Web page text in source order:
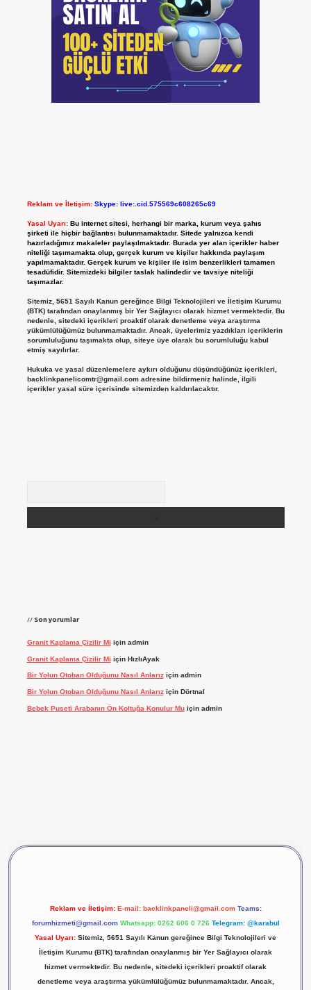
Reklam ve İletişim: Skype: live:.cid.575569c608265c69
Yasal Uyarı: Bu internet sitesi, herhangi bir marka, kurum veya şahıs
şirketi ile hiçbir bağlantısı bulunmamaktadır. Sitede yalnızca kendi
hazırladığımız makaleler paylaşılmaktadır. Burada yer alan içerikler haber
niteliği taşımamakta olup, gerçek kurum ve kişiler hakkında paylaşım
yapılmamaktadır. Gerçek kurum ve kişiler ile isim benzerlikleri tamamen
tesadüfidir. Sitemizdeki bilgiler taslak halindedir ve tavsiye niteliği
taşımazlar.
Sitemiz, 5651 Sayılı Kanun gereğince Bilgi Teknolojileri ve İletişim Kurumu
(BTK) tarafından onaylanmış bir Yer Sağlayıcı olarak hizmet vermektedir. Bu
nedenle, sitedeki içerikleri proaktif olarak denetleme veya araştırma
yükümlülüğümüz bulunmamaktadır. Ancak, üyelerimiz yazdıkları içeriklerin
sorumluluğunu taşımakta olup, siteye üye olarak bu sorumluluğu kabul
etmiş sayılırlar.
Hukuka ve yasal düzenlemelere aykırı olduğunu düşündüğünüz içerikleri,
backlinkpanelicomtr@gmail.comadresine bildirmeniz halinde, ilgili
içerikler yasal süre içerisinde sitemizden kaldırılacaktır.
Son yorumlar
Granit Kaplama Çizilir Mi için admin
Granit Kaplama Çizilir Mi için HızlıAyak
Bir Yolun Otoban Olduğunu Nasıl Anlarıziçin admin
Bir Yolun Otoban Olduğunu Nasıl Anlarıziçin Dörtnal
Bebek Puseti Arabanın Ön Koltuğa Konulur Muiçin admin
Reklam ve İletişim: E-mail: backlinkpaneli@gmail.com Teams:
forumhizmeti@gmail.com Whatsapp: 0262 606 0 726 Telegram: @karabul
Yasal Uyarı: Sitemiz, 5651 Sayılı Kanun gereğince Bilgi Teknolojileri ve
İletişim Kurumu (BTK) tarafından onaylanmış bir Yer Sağlayıcı olarak
hizmet vermektedir. Bu nedenle, sitedeki içerikleri proaktif olarak
denetleme veya araştırma yükümlülüğümüz bulunmamaktadır. Ancak,